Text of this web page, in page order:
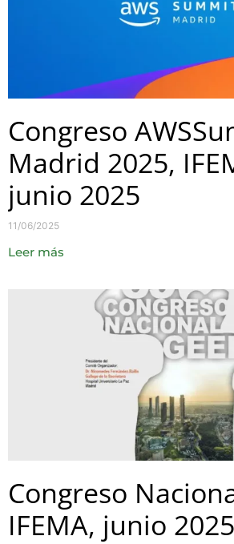
Congreso
Madrid 2025,
junio 2025
11/06/2025
Leer más
Congreso
IFEMA, junio 2025